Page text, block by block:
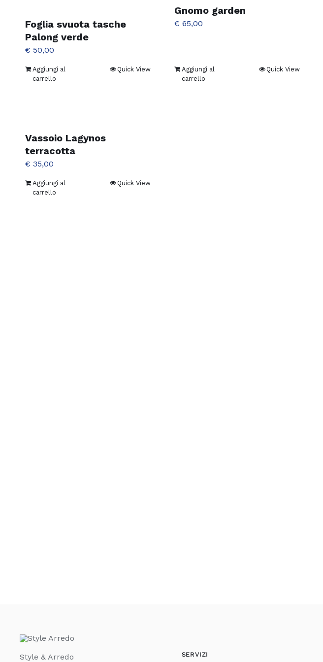
Foglia svuota tasche
Palong verde
€ 50,00
Aggiungi al
carrello
Quick View
Gnomo garden
€ 65,00
Aggiungi al
carrello
Quick View
Vassoio Lagynos
terracotta
€ 35,00
Aggiungi al
carrello
Quick View
Style & Arredo SERVIZI